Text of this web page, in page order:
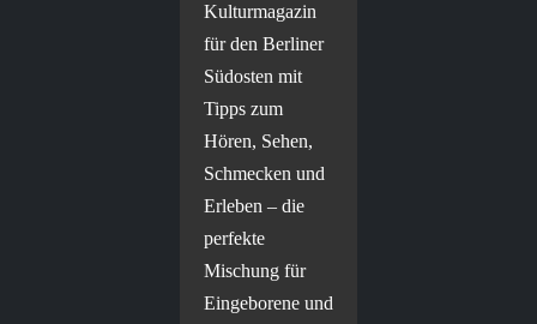
Kulturmagazin
für den Berliner
Südosten mit
Tipps zum
Hören, Sehen,
Schmecken und
Erleben – die
perfekte
Mischung für
Eingeborene und